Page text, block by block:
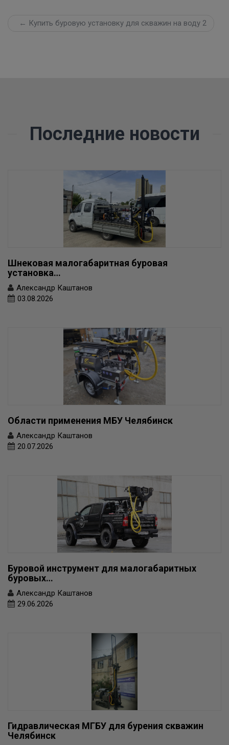
← Купить буровую установку для скважин на воду 2
Последние новости
Шнековая малогабаритная буровая
установка…
Александр Каштанов
03.08.2026
Области применения МБУ Челябинск
Александр Каштанов
20.07.2026
Буровой инструмент для малогабаритных
буровых…
Александр Каштанов
29.06.2026
Гидравлическая МГБУ для бурения скважин
Челябинск